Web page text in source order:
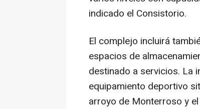
indicado el Consistorio.
El complejo incluirá
espacios de
destinado a servicios. La
equipamiento deportivo
arroyo de Monterroso y